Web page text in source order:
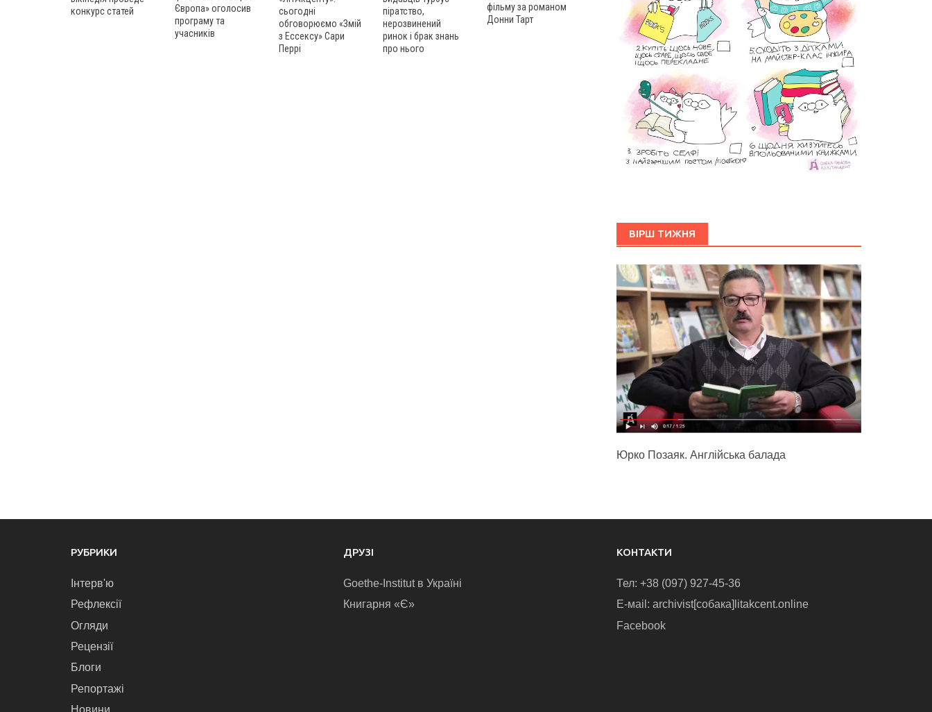
конкурс статей
Європа» оголосив
програму та
учасників
сьогодні
обговорюємо «Змій
з Ессексу» Сари
Перрі
піратство,
нерозвинений
ринок і брак знань
про нього
фільму за романом
Донни Тарт
ВІРШ ТИЖНЯ
Юрко Позаяк. Англійська балада
РУБРИКИ
Інтерв'ю
Рефлексії
Огляди
Рецензії
Блоги
Репортажі
Новини
ДРУЗІ
Goethe-Institut в Україні
Книгарня «Є»
КОНТАКТИ
Тел: +38 (097) 927-45-36
E-маіl: archivist[собака]litakcent.online
Facebook